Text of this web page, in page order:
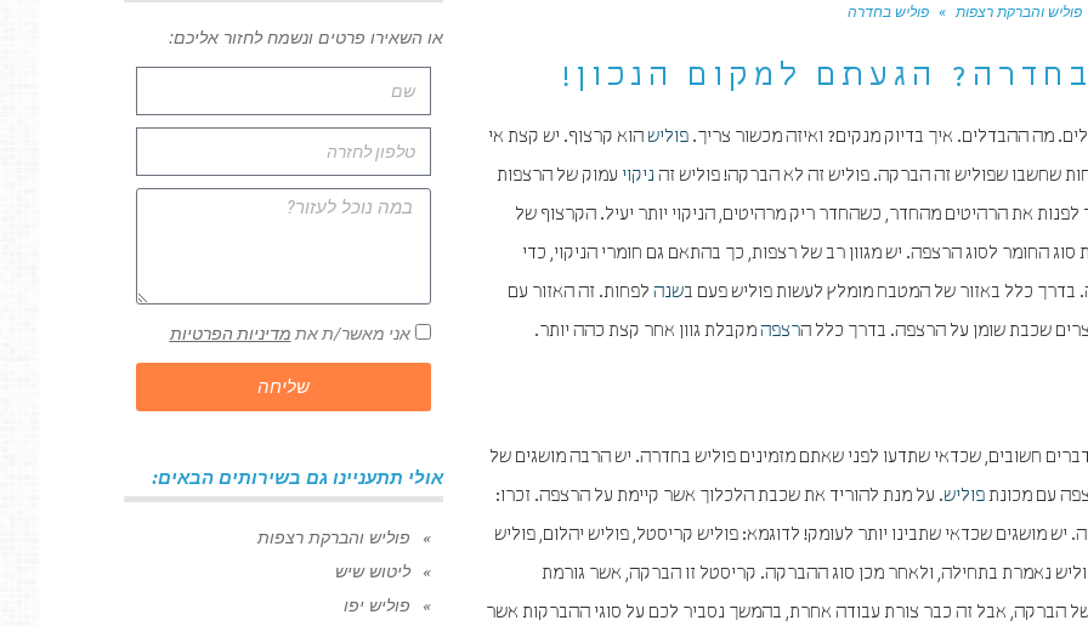
פוליש והברקת רצפות » פוליש בחדרה
הגעתם למקום הנכון!
מה ההבדלים. איך בדיוק מנקים? ואיזה מכשור צריך. פוליש הוא קרצוף. יש קצת אי
שחשבו שפוליש זה הברקה. פוליש זה לא הברקה! פוליש זה ניקוי עמוק של הרצפות
את הרהיטים מהחדר, כשהחדר ריק מרהיטים, הניקוי יותר יעיל. הקרצוף של
החומר לסוג הרצפה. יש מגוון רב של רצפות, כך בהתאם גם חומרי הניקוי, כדי
כלל באזור של המטבח מומלץ לעשות פוליש פעם בשנה לפחות. זה האזור עם
שכבת שומן על הרצפה. בדרך כלל הרצפהמקבלת גוון אחר קצת כהה יותר.
חשובים, שכדאי שתדעו לפני שאתם מזמינים פוליש בחדרה. יש הרבה מושגים של
עם מכונתפוליש. על מנת להוריד את שכבת הלכלוך אשר קיימת על הרצפה. זכרו:
מושגים שכדאי שתבינו יותר לעומק! לדוגמא: פוליש קריסטל, פוליש יהלום, פוליש
נאמרת בתחילה, ולאחר מכן סוג ההברקה. קריסטל זו הברקה, אשר גורמת
הברקה, אבל זה כבר צורת עבודה אחרת, בהמשך נסביר לכם על סוגי ההברקות אשר
או השאירו פרטים ונשמח לחזור אליכם:
אני מאשר/ת את מדיניות הפרטיות
שליחה
אולי תתעניינו גם בשירותים הבאים:
פוליש והברקת רצפות
ליטוש שיש
פוליש יפו